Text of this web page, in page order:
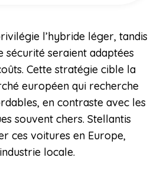
l’hybride léger, tandis
sécurité seraient adaptées
Cette stratégie cible la
européen qui recherche
en contraste avec les
souvent chers. Stellantis
ces voitures en Europe,
locale.